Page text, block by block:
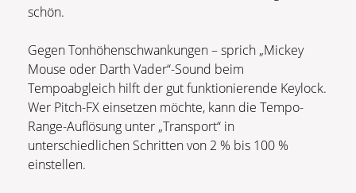
schön.
Gegen Tonhöhenschwankungen – sprich „Mickey
Mouse oder Darth Vader“-Sound beim
Tempoabgleich hilft der gut funktionierende Keylock.
Wer Pitch-FX einsetzen möchte, kann die Tempo-
Range-Auflösung unter „Transport“ in
unterschiedlichen Schritten von 2 % bis 100 %
einstellen.